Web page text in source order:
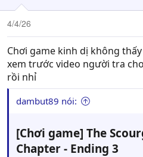
4/4/26
Chơi game kinh dị không
xem trước video người tra
rồi nhỉ
dambut89 nói:
[Chơi game] The
Chapter - Ending 3​